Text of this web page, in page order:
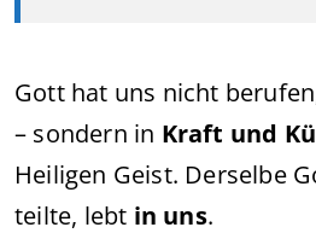
Gott hat uns nicht
– sondern in Kraft und
Heiligen Geist. Derselbe
teilte, lebt in uns.